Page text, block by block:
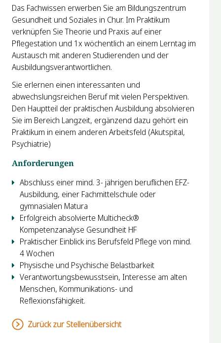
Das Fachwissen erwerben Sie am Bildungszentrum
Gesundheit und Soziales in Chur. Im Praktikum
verknüpfen Sie Theorie und Praxis auf einer
Pflegestation und 1x wöchentlich an einem Lerntag im
Austausch mit anderen Studierenden und der
Ausbildungsverantwortlichen.
Sie erlernen einen interessanten und
abwechslungsreichen Beruf mit vielen Perspektiven.
Den Hauptteil der praktischen Ausbildung absolvieren
Sie im Bereich Langzeit, ergänzend dazu gehört ein
Praktikum in einem anderen Arbeitsfeld (Akutspital,
Psychiatrie)
Anforderungen
Abschluss einer mind. 3- jährigen beruflichen EFZ-
Ausbildung, einer Fachmittelschule oder
gymnasialen Matura
Erfolgreich absolvierte Multicheck®
Kompetenzanalyse Gesundheit HF
Praktischer Einblick ins Berufsfeld Pflege von mind.
4 Wochen
Physische und Psychische Belastbarkeit
Verantwortungsbewusstsein, Interesse am alten
Menschen, Kommunikations- und
Reflexionsfähigkeit.
Zurück zur Stellenübersicht